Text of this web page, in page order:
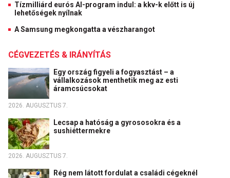
Tízmilliárd eurós AI-program indul: a kkv-k előtt is új
lehetőségek nyílnak
A Samsung megkongatta a vészharangot
CÉGVEZETÉS & IRÁNYÍTÁS
Egy ország figyeli a fogyasztást – a
vállalkozások menthetik meg az esti
áramcsúcsokat
2026. AUGUSZTUS 7.
Lecsap a hatóság a gyrososokra és a
sushiéttermekre
2026. AUGUSZTUS 7.
Rég nem látott fordulat a családi cégeknél